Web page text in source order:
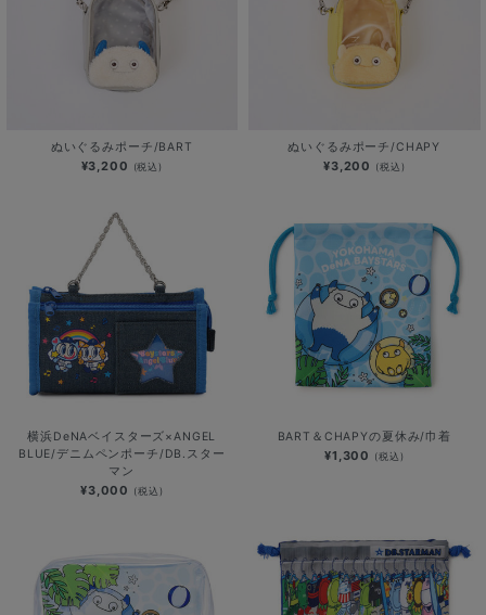
ぬいぐるみポーチ/BART
¥3,200 (税込)
ぬいぐるみポーチ/CHAPY
¥3,200 (税込)
横浜DeNAベイスターズ×ANGEL
BLUE/デニムペンポーチ/DB.スター
マン
¥3,000 (税込)
BART＆CHAPYの夏休み/巾着
¥1,300 (税込)